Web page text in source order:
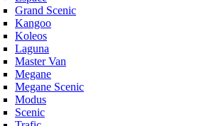
Grand Scenic
Kangoo
Koleos
Laguna
Master Van
Megane
Megane Scenic
Modus
Scenic